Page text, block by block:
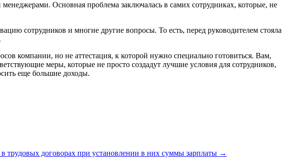
Основная проблема заключалась в самих сотрудниках, которые, не
сотрудников и многие другие вопросы. То есть, перед руководителем стояла
компании, но не аттестация, к которой нужно специально готовиться. Вам,
меры, которые не просто создадут лучшие условия для сотрудников,
еще большие доходы.
трудовых договорах при установлении в них суммы зарплаты →